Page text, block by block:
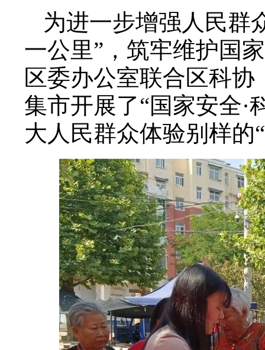
为进一步增强人民群
一公里”，筑牢维护国
区委办公室联合区科
集市开展了“国家安全·
大人民群众体验别样的